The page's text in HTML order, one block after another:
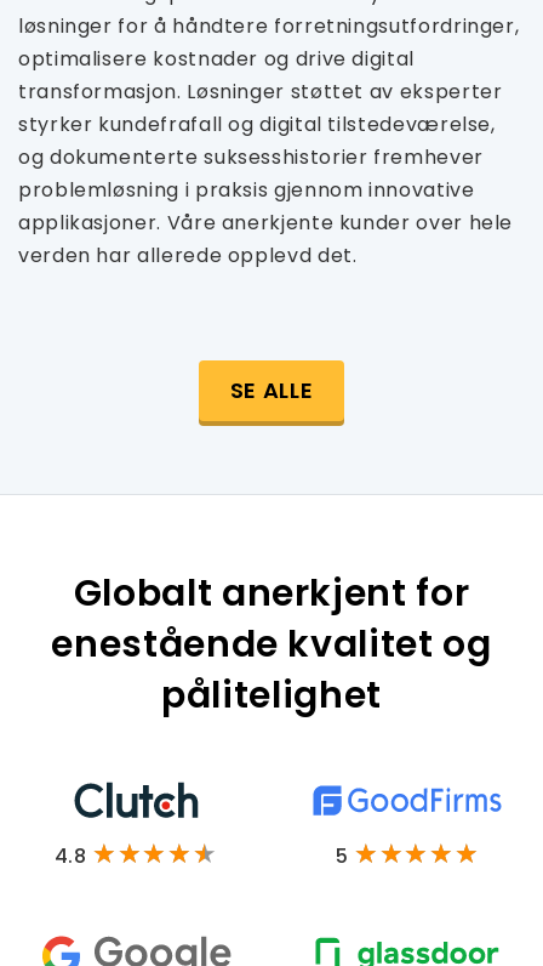
løsninger for å håndtere forretningsutfordringer,
optimalisere kostnader og drive digital
transformasjon. Løsninger støttet av eksperter
styrker kundefrafall og digital tilstedeværelse,
og dokumenterte suksesshistorier fremhever
problemløsning i praksis gjennom innovative
applikasjoner. Våre anerkjente kunder over hele
verden har allerede opplevd det.
SE ALLE
Globalt anerkjent for
enestående kvalitet og
pålitelighet
4.8 5